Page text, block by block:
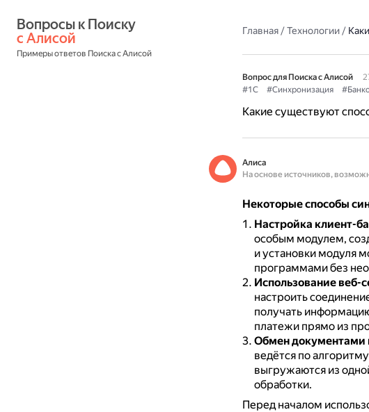
с Алисой
Примеры ответов Поиска с Алисой
Главная/Технологии/
Вопрос для Поиска с Алисой
#1C
#Синхронизация
Какие существуют
Алиса
На основе источников,
Некоторые способы
Настройка клиент-
особым модулем,
и установки модуля
программами без
Использование веб-
настроить
получать
платежи прямо из
Обмен документами
ведётся по
выгружаются из
обработки.
Перед началом